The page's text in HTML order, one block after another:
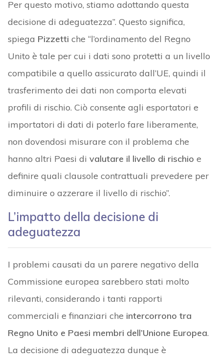
Per questo motivo, stiamo adottando questa
decisione di adeguatezza”. Questo significa,
spiega Pizzetti che “l’ordinamento del Regno
Unito è tale per cui i dati sono protetti a un livello
compatibile a quello assicurato dall’UE, quindi il
trasferimento dei dati non comporta elevati
profili di rischio. Ciò consente agli esportatori e
importatori di dati di poterlo fare liberamente,
non dovendosi misurare con il problema che
hanno altri Paesi di valutare il livello di rischio e
definire quali clausole contrattuali prevedere per
diminuire o azzerare il livello di rischio”.
L’impatto della decisione di
adeguatezza
I problemi causati da un parere negativo della
Commissione europea sarebbero stati molto
rilevanti, considerando i tanti rapporti
commerciali e finanziari che intercorrono tra
Regno Unito e Paesi membri dell’Unione Europea.
La decisione di adeguatezza dunque è